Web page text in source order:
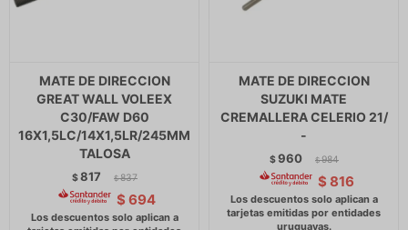
MATE DE DIRECCION
GREAT WALL VOLEEX
C30/FAW D60
16X1,5LC/14X1,5LR/245MM
TALOSA
$817 $ 837
$ 694
MATE DE DIRECCION
SUZUKI MATE
CREMALLERA CELERIO 21/
-
$960 $ 984
$ 816